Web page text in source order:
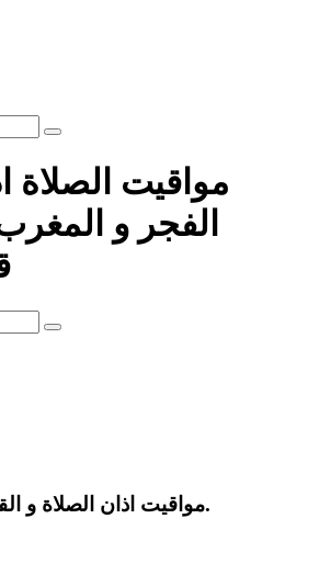
الفجر و
مواقيت اذان الصلاة و القبلة و الاذان الصوتي.